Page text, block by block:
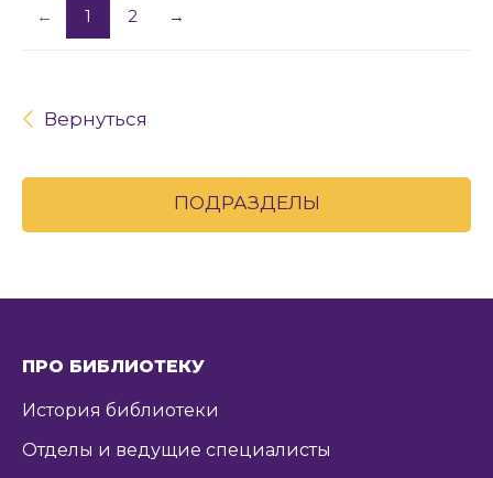
← 1 2 →
Вернуться
ПОДРАЗДЕЛЫ
ПРО БИБЛИОТЕКУ
История библиотеки
Отделы и ведущие специалисты